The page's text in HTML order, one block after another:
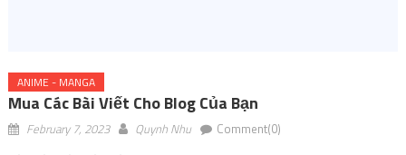
ANIME - MANGA
Mua Các Bài Viết Cho Blog Của Bạn
February 7, 2023 Quynh Nhu Comment(0)